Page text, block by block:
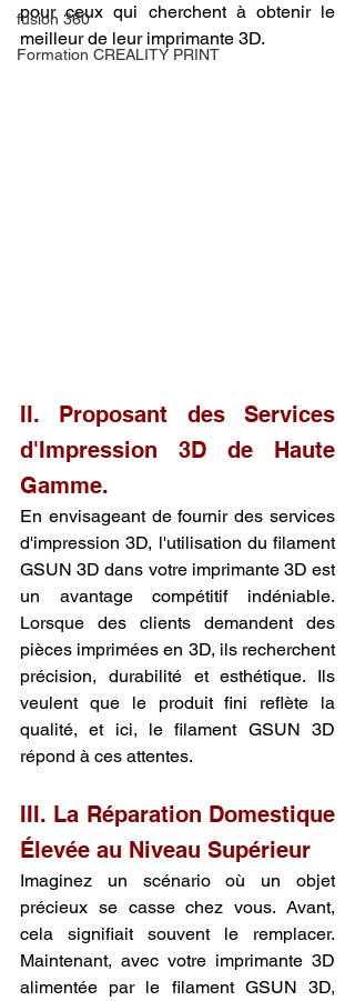
fusion 360
Formation CREALITY PRINT
pour ceux qui cherchent à obtenir le
meilleur de leur imprimante 3D.
II. Proposant des Services
d'Impression 3D de Haute
Gamme.
En envisageant de fournir des services
d'impression 3D, l'utilisation du filament
GSUN 3D dans votre imprimante 3D est
un avantage compétitif indéniable.
Lorsque des clients demandent des
pièces imprimées en 3D, ils recherchent
précision, durabilité et esthétique. Ils
veulent que le produit fini reflète la
qualité, et ici, le filament GSUN 3D
répond à ces attentes.
III. La Réparation Domestique
Élevée au Niveau Supérieur
Imaginez un scénario où un objet
précieux se casse chez vous. Avant,
cela signifiait souvent le remplacer.
Maintenant, avec votre imprimante 3D
alimentée par le filament GSUN 3D,